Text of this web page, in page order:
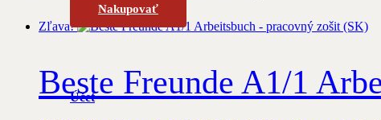
Nakupovať
Účet
Zľava!
Beste Freunde A1/1